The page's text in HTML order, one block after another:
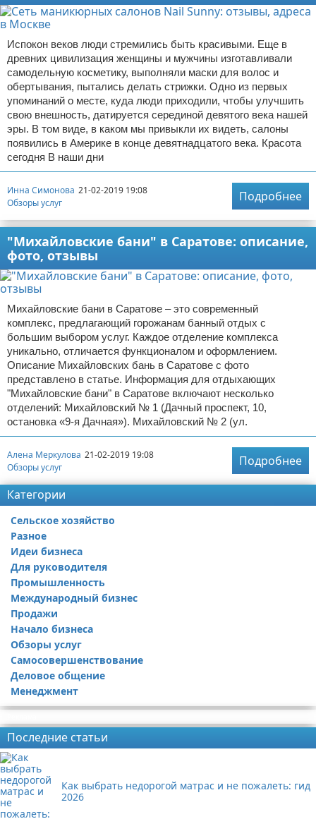
Испокон веков люди стремились быть красивыми. Еще в
древних цивилизация женщины и мужчины изготавливали
самодельную косметику, выполняли маски для волос и
обертывания, пытались делать стрижки. Одно из первых
упоминаний о месте, куда люди приходили, чтобы улучшить
свою внешность, датируется серединой девятого века нашей
эры. В том виде, в каком мы привыкли их видеть, салоны
появились в Америке в конце девятнадцатого века. Красота
сегодня В наши дни
Инна Симонова 21-02-2019 19:08
Обзоры услуг
Подробнее
"Михайловские бани" в Саратове: описание,
фото, отзывы
Михайловские бани в Саратове – это современный
комплекс, предлагающий горожанам банный отдых с
большим выбором услуг. Каждое отделение комплекса
уникально, отличается функционалом и оформлением.
Описание Михайловских бань в Саратове с фото
представлено в статье. Информация для отдыхающих
"Михайловские бани" в Саратове включают несколько
отделений: Михайловский № 1 (Дачный проспект, 10,
остановка «9-я Дачная»). Михайловский № 2 (ул.
Алена Меркулова 21-02-2019 19:08
Обзоры услуг
Подробнее
Категории
Сельское хозяйство
Разное
Идеи бизнеса
Для руководителя
Промышленность
Международный бизнес
Продажи
Начало бизнеса
Обзоры услуг
Самосовершенствование
Деловое общение
Менеджмент
Последние статьи
Как выбрать недорогой матрас и не пожалеть: гид
2026